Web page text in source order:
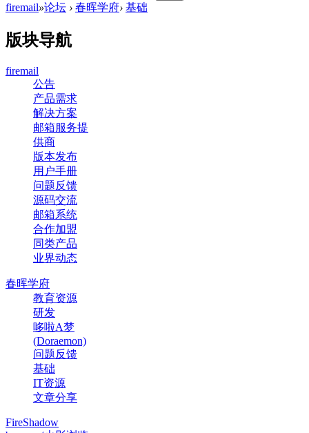
firemail»论坛 › 春晖学府› 基础
版块导航
firemail
公告
产品需求
解决方案
邮箱服务提
供商
版本发布
用户手册
问题反馈
源码交流
邮箱系统
合作加盟
同类产品
业界动态
春晖学府
教育资源
研发
哆啦A梦
(Doraemon)
问题反馈
基础
IT资源
文章分享
FireShadow